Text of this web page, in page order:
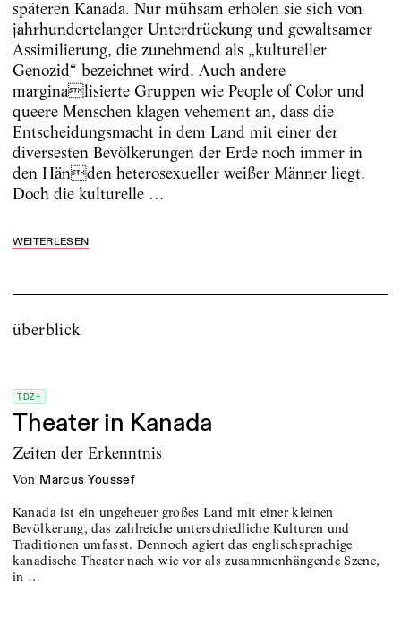
späteren Kanada. Nur mühsam erholen sie sich von
jahrhundertelanger Unterdrückung und gewaltsamer
Assimilierung, die zunehmend als „kultureller
Genozid“ bezeichnet wird. Auch andere
marginalisierte Gruppen wie People of Color und
queere Menschen klagen vehement an, dass die
Entscheidungsmacht in dem Land mit einer der
diversesten Bevölkerungen der Erde noch immer in
den Händen heterosexueller weißer Männer liegt.
Doch die kulturelle …
WEITERLESEN
überblick
TDZ+
Theater in Kanada
Zeiten der Erkenntnis
von Marcus Youssef
Kanada ist ein ungeheuer großes Land mit einer kleinen
Bevölkerung, das zahlreiche unterschiedliche Kulturen und
Traditionen umfasst. Dennoch agiert das englischsprachige
kanadische Theater nach wie vor als zusammenhängende Szene,
in …